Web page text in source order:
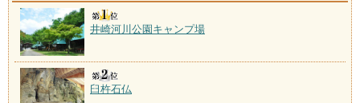
井崎河川公園キャンプ場
臼杵石仏